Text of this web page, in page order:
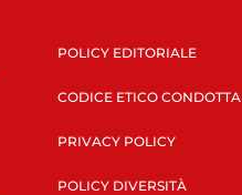
POLICY EDITORIALE
CODICE ETICO CONDOTTA
PRIVACY POLICY
POLICY DIVERSITÀ